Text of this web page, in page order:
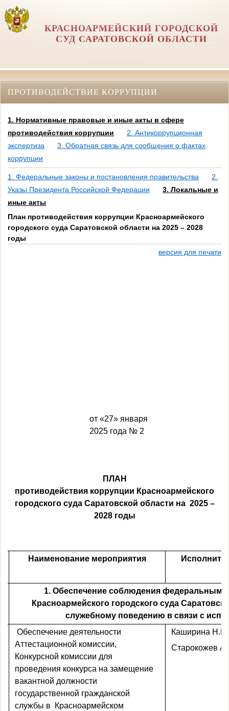
КРАСНОАРМЕЙСКИЙ ГОРОДСКОЙ
СУД САРАТОВСКОЙ ОБЛАСТИ
ПРОТИВОДЕЙСТВИЕ КОРРУПЦИИ
1. Нормативные правовые и иные акты в сфере
противодействия коррупции
2. Антикоррупционная
экспертиза
3. Обратная связь для сообщения о фактах
коррупции
1. Федеральные законы и постановления правительства
2.
Указы Президента Российской Федерации
3. Локальные и
иные акты
План противодействия коррупции Красноармейского
городского суда Саратовской области на 2025 – 2028
годы
версия для печати
от «27» января
2025 года № 2
ПЛАН
противодействия коррупции Красноармейского
городского суда Саратовской области на 2025 –
2028 годы
Наименование мероприятия
1. Обеспечение соблюдения
Красноармейского городского суда
служебному поведению в связи с
Обеспечение деятельности
Аттестационной комиссии,
Конкурсной комиссии для
проведения конкурса на замещение
вакантной должности
государственной гражданской
службы в
Красноармейском
Каширина
Старокожев